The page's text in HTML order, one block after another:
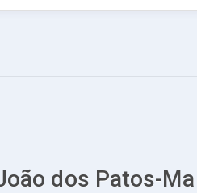
dos Patos-Ma